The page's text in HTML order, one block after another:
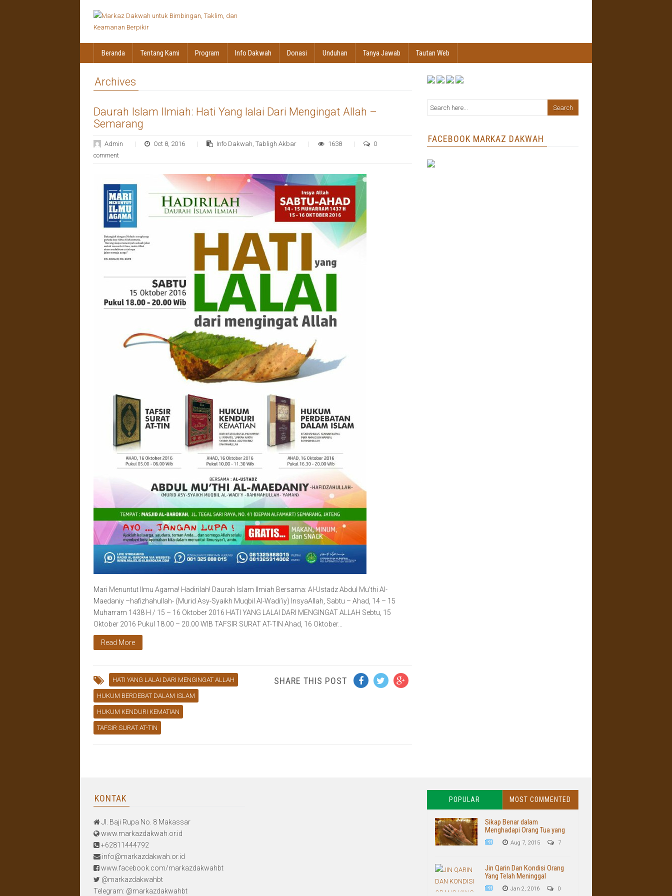
Beranda Tentang Kami Program Info Dakwah Donasi Unduhan Tanya Jawab Tautan Web
Archives
Daurah Islam Ilmiah: Hati Yang lalai Dari Mengingat Allah –
Semarang
Admin Oct 8, 2016 Info Dakwah, Tabligh Akbar 1638
0
comment
Mari Menuntut Ilmu Agama! Hadirilah! Daurah Islam Ilmiah Bersama: Al-Ustadz Abdul Mu’thi Al-
Maedaniy –hafizhahullah- (Murid Asy-Syaikh Muqbil Al-Wadi’iy) InsyaAllah, Sabtu – Ahad, 14 – 15
Muharram 1438 H / 15 – 16 Oktober 2016 HATI YANG LALAI DARI MENGINGAT ALLAH Sebtu, 15
Oktober 2016 Pukul 18.00 – 20.00 WIB TAFSIR SURAT AT-TIN Ahad, 16 Oktober…
Read More
HATI YANG LALAI DARI MENGINGAT ALLAH
HUKUM BERDEBAT DALAM ISLAM
HUKUM KENDURI KEMATIAN
TAFSIR SURAT AT-TIN
SHARE THIS POST
FACEBOOK MARKAZ DAKWAH
KONTAK
Jl. Baji Rupa No. 8 Makassar
www.markazdakwah.or.id
+62811444792
info@markazdakwah.or.id
www.facebook.com/markazdakwahbt
@markazdakwahbt
Telegram: @markazdakwahbt
POPULAR MOST COMMENTED
Sikap Benar dalam
Menghadapi Orang Tua yang
Buruk dan Kasar
Aug 7, 2015 7
Jin Qarin Dan Kondisi Orang
Yang Telah Meninggal
Jan 2, 2016 0